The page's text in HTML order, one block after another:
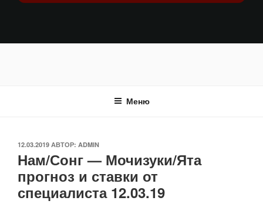
Меню
ОПУБЛИКОВАНО
12.03.2019 АВТОР: ADMIN
Нам/Сонг — Мочизуки/Ята
прогноз и ставки от
специалиста 12.03.19